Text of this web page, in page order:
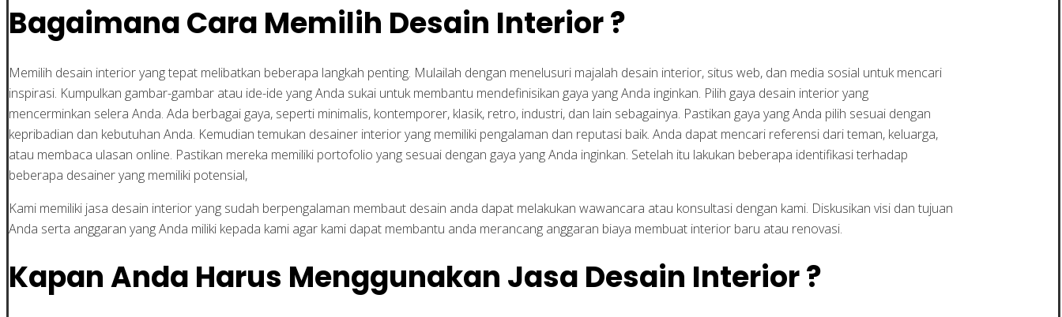
Bagaimana Cara Memilih Desain Interior ?
Memilih desain interior yang tepat melibatkan beberapa langkah penting. Mulailah dengan menelusuri majalah desain interior, situs web, dan media sosial untuk mencari
inspirasi. Kumpulkan gambar-gambar atau ide-ide yang Anda sukai untuk membantu mendefinisikan gaya yang Anda inginkan. Pilih gaya desain interior yang
mencerminkan selera Anda. Ada berbagai gaya, seperti minimalis, kontemporer, klasik, retro, industri, dan lain sebagainya. Pastikan gaya yang Anda pilih sesuai dengan
kepribadian dan kebutuhan Anda. Kemudian temukan desainer interior yang memiliki pengalaman dan reputasi baik. Anda dapat mencari referensi dari teman, keluarga,
atau membaca ulasan online. Pastikan mereka memiliki portofolio yang sesuai dengan gaya yang Anda inginkan. Setelah itu lakukan beberapa identifikasi terhadap
beberapa desainer yang memiliki potensial,
Kami memiliki jasa desain interior yang sudah berpengalaman membaut desain anda dapat melakukan wawancara atau konsultasi dengan kami. Diskusikan visi dan tujuan
Anda serta anggaran yang Anda miliki kepada kami agar kami dapat membantu anda merancang anggaran biaya membuat interior baru atau renovasi.
Kapan Anda Harus Menggunakan Jasa Desain Interior ?